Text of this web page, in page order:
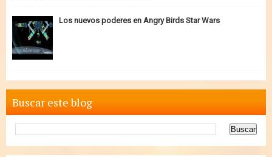
Los nuevos poderes en Angry Birds Star Wars
Buscar este blog